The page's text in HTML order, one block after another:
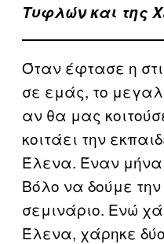
Τυφλών και της
Όταν έφτασε η
σε εμάς, το
αν θα μας
κοιτάει την
Έλενα. Έναν
Βόλο να δούμε
σεμινάριο. Ενώ
Έλενα, χάρηκε